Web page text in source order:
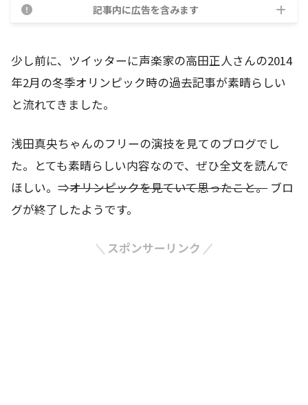
記事内に広告を含みます
少し前に、ツイッターに声楽家の高田正人さんの2014
年2月の冬季オリンピック時の過去記事が素晴らしい
と流れてきました。
浅田真央ちゃんのフリーの演技を見てのブログでし
た。とても素晴らしい内容なので、ぜひ全文を読んで
ほしい。⇒オリンピックを見ていて思ったこと。 ブロ
グが終了したようです。
スポンサーリンク